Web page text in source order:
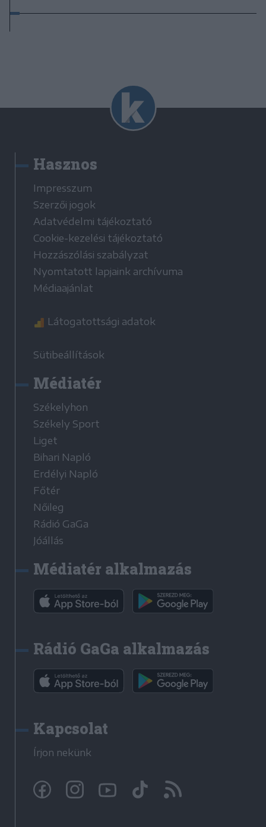
Hasznos
Impresszum
Szerzői jogok
Adatvédelmi tájékoztató
Cookie-kezelési tájékoztató
Hozzászólási szabályzat
Nyomtatott lapjaink archívuma
Médiaajánlat
Látogatottsági adatok
Sütibeállítások
Médiatér
Székelyhon
Székely Sport
Liget
Bihari Napló
Erdélyi Napló
Főtér
Nőileg
Rádió GaGa
Jóállás
Médiatér alkalmazás
Rádió GaGa alkalmazás
Kapcsolat
Írjon nekünk